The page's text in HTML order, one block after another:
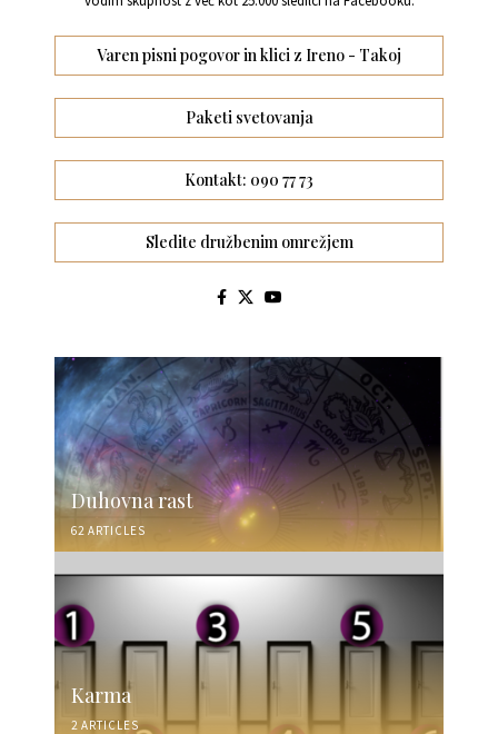
Varen pisni pogovor in klici z Ireno - Takoj
Paketi svetovanja
Kontakt: 090 77 73
Sledite družbenim omrežjem
Duhovna rast
62 ARTICLES
Karma
2 ARTICLES